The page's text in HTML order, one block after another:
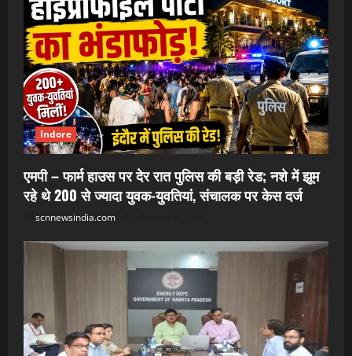
Indore
एमपी – फार्म हाउस पर देर रात पुलिस की बड़ी रेड; नशे में झूम
रहे थे 200 से ज्यादा युवक-युवतियां, संचालक पर केस दर्ज
scnnewsindia.com